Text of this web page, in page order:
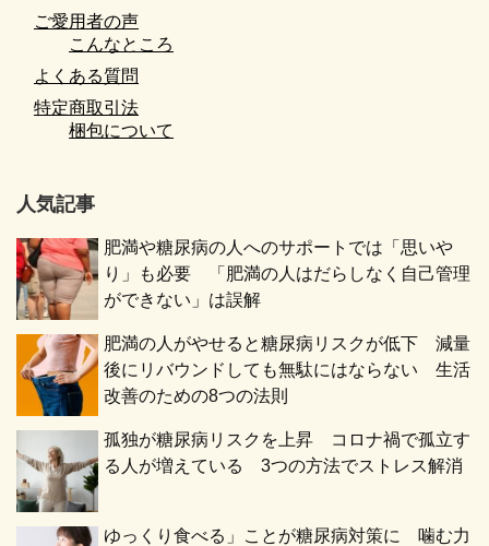
ご愛用者の声
こんなところ
よくある質問
特定商取引法
梱包について
人気記事
肥満や糖尿病の人へのサポートでは「思いや
り」も必要 「肥満の人はだらしなく自己管理
ができない」は誤解
肥満の人がやせると糖尿病リスクが低下 減量
後にリバウンドしても無駄にはならない 生活
改善のための8つの法則
孤独が糖尿病リスクを上昇 コロナ禍で孤立す
る人が増えている 3つの方法でストレス解消
ゆっくり食べる」ことが糖尿病対策に 噛む力